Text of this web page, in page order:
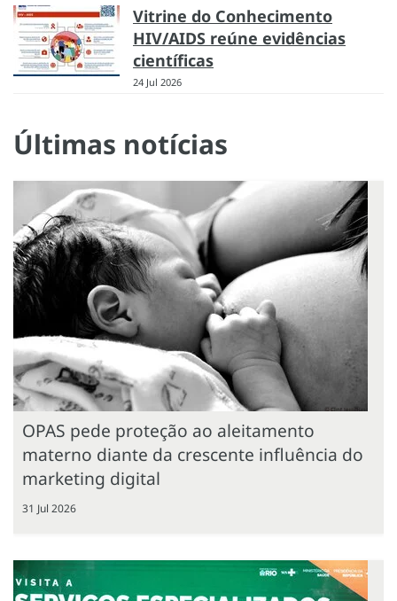
Vitrine do Conhecimento
HIV/AIDS reúne evidências
científicas
24 Jul 2026
Últimas notícias
OPAS pede proteção ao aleitamento
materno diante da crescente influência do
marketing digital
31 Jul 2026